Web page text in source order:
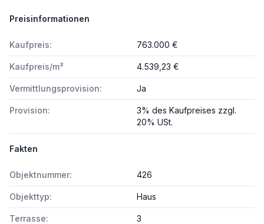
Preisinformationen
Kaufpreis: 763.000 €
Kaufpreis/m² 4.539,23 €
Vermittlungsprovision: Ja
Provision:
3% des Kaufpreises zzgl.
20% USt.
Fakten
Objektnummer: 426
Objekttyp: Haus
Terrasse: 3